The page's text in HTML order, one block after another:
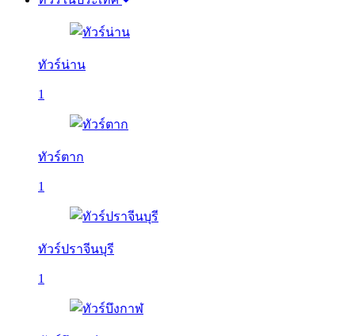
ทัวร์น่าน
1
ทัวร์ตาก
1
ทัวร์ปราจีนบุรี
1